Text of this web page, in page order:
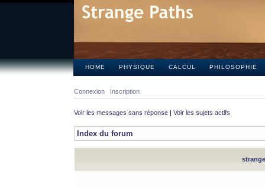
HOME PHYSIQUE CALCUL PHILOSOPHIE
Connexion Inscription
Voir les messages sans réponse | Voir les sujets actifs
Index du forum